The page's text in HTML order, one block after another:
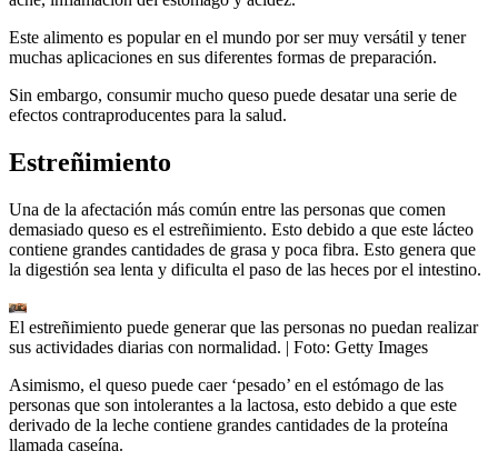
Este alimento es popular en el mundo por ser muy versátil y tener
muchas aplicaciones en sus diferentes formas de preparación.
Sin embargo, consumir mucho queso puede desatar una serie de
efectos contraproducentes para la salud.
Estreñimiento
Una de la afectación más común entre las personas que comen
demasiado queso es el estreñimiento. Esto debido a que este lácteo
contiene grandes cantidades de grasa y poca fibra. Esto genera que
la digestión sea lenta y dificulta el paso de las heces por el intestino.
El estreñimiento puede generar que las personas no puedan realizar
sus actividades diarias con normalidad. | Foto: Getty Images
Asimismo, el queso puede caer ‘pesado’ en el estómago de las
personas que son intolerantes a la lactosa, esto debido a que este
derivado de la leche contiene grandes cantidades de la proteína
llamada caseína.